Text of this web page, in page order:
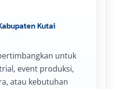
Kutai
untuk
event produksi,
atau kebutuhan